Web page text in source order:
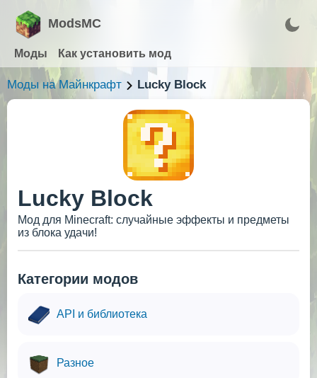
ModsMC
Моды Как установить мод
Моды на Майнкрафт Lucky Block
Lucky Block
Мод для Minecraft: случайные эффекты и предметы
из блока удачи!
Категории модов
API и библиотека
Разное